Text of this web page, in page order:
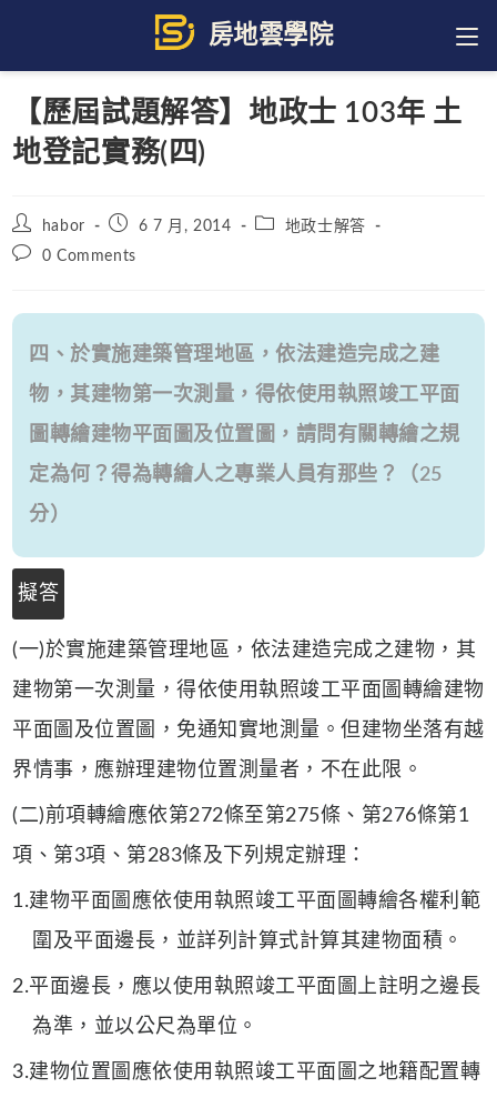
content
【歷屆試題解答】地政士 103年 土
地登記實務(四)
Post
author:
habor
Post6 7 月, 2014
Post地政士解答
Post0 Comments
四、於實施建築管理地區，依法建造完成之建
物，其建物第一次測量，得依使用執照竣工平面
圖轉繪建物平面圖及位置圖，請問有關轉繪之規
定為何？得為轉繪人之專業人員有那些？（25
分）
擬答
(一)於實施建築管理地區，依法建造完成之建物，其
建物第一次測量，得依使用執照竣工平面圖轉繪建物
平面圖及位置圖，免通知實地測量。但建物坐落有越
界情事，應辦理建物位置測量者，不在此限。
(二)前項轉繪應依第272條至第275條、第276條第1
項、第3項、第283條及下列規定辦理：
1.建物平面圖應依使用執照竣工平面圖轉繪各權利範
圍及平面邊長，並詳列計算式計算其建物面積。
2.平面邊長，應以使用執照竣工平面圖上註明之邊長
為準，並以公尺為單位。
3.建物位置圖應依使用執照竣工平面圖之地籍配置轉